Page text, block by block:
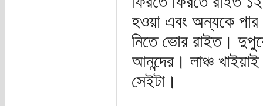
হওয়া এবং অন্যকে পার
নিতে ভোর রাইত।
আনন্দের। লাঞ্চ
সেইটা।